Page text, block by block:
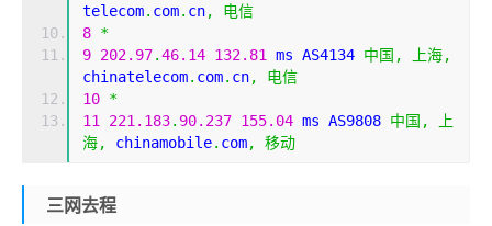
telecom. com. cn,
电信
8 *
9 202.97.46.14 132.81 ms AS4134 中国,
上海,
chinatelecom. com. cn,
电信
10 *
11
221.183. 90.237 155.04 ms AS9808 中国,
上
海,
chinamobile. com, 移动
三网去程